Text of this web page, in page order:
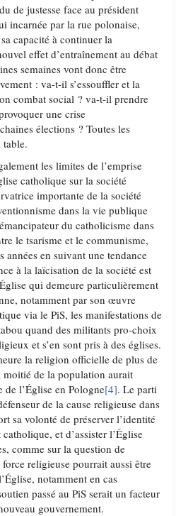
de justesse face au président
incarnée par la rue polonaise,
capacité à continuer la
effet d’entraînement au débat
semaines vont donc être
: va-t-il s’essouffler et la
combat social ? va-t-il prendre
une crise
élections ? Toutes les
table.
les limites de l’emprise
catholique sur la société
importante de la société
dans la vie publique
du catholicisme dans
le tsarisme et le communisme,
années en suivant une tendance
à la laïcisation de la société est
qui demeure particulièrement
notamment par son œuvre
via le PiS, les manifestations de
quand des militants pro-choix
et s’en sont pris à des églises.
la religion officielle de plus de
moitié de la population aurait
l’Église en Pologne[4]. Le parti
de la cause religieuse dans
sa volonté de préserver l’identité
et d’assister l’Église
comme sur la question de
religieuse pourrait aussi être
notamment en cas
passé au PiS serait un facteur
gouvernement.